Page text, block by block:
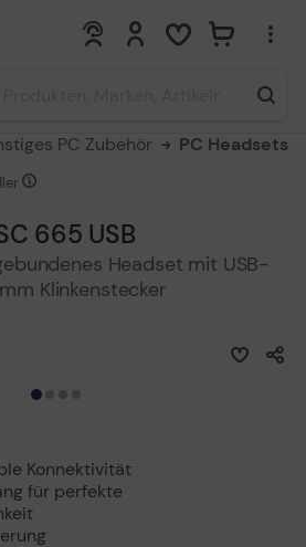
0 0
PC Zubehör PC Headsets
665 USB
Headset mit USB-
Klinkenstecker
Konnektivität
für perfekte